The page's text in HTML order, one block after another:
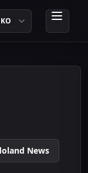
KO
News